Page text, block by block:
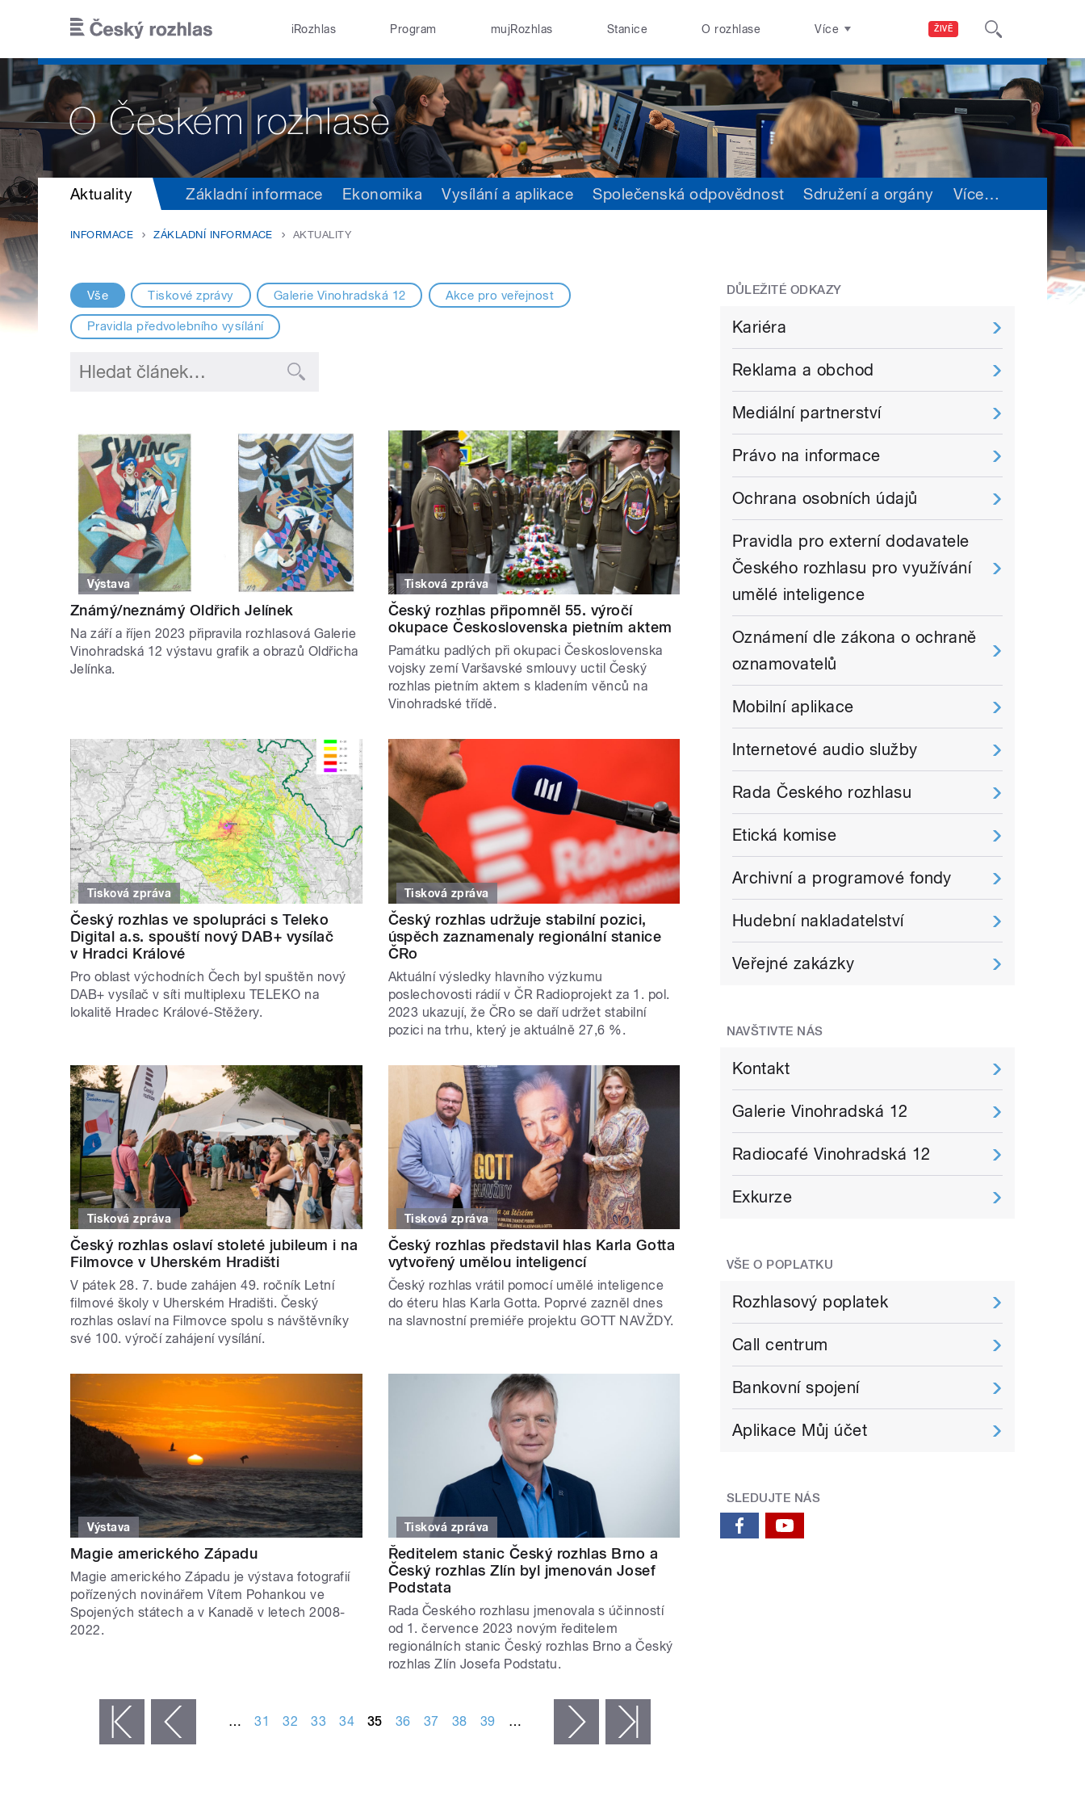
ŽIVĚ
iRozhlas Program mujRozhlas Stanice O rozhlase Více
Aktuality Základní informace Ekonomika Vysílání a aplikace Společenská odpovědnost Sdružení a orgány Více…
INFORMACE ZÁKLADNÍ INFORMACE AKTUALITY
Vše Tiskové zprávy Galerie Vinohradská 12 Akce pro veřejnost
Pravidla předvolebního vysílání
Výstava
Známý/neznámý Oldřich Jelínek
Na září a říjen 2023 připravila rozhlasová Galerie
Vinohradská 12 výstavu grafik a obrazů Oldřicha
Jelínka.
Tisková zpráva
Český rozhlas připomněl 55. výročí
okupace Československa pietním aktem
Památku padlých při okupaci Československa
vojsky zemí Varšavské smlouvy uctil Český
rozhlas pietním aktem s kladením věnců na
Vinohradské třídě.
Tisková zpráva
Český rozhlas ve spolupráci s Teleko
Digital a.s. spouští nový DAB+ vysílač
v Hradci Králové
Pro oblast východních Čech byl spuštěn nový
DAB+ vysílač v síti multiplexu TELEKO na
lokalitě Hradec Králové-Stěžery.
Tisková zpráva
Český rozhlas udržuje stabilní pozici,
úspěch zaznamenaly regionální stanice
ČRo
Aktuální výsledky hlavního výzkumu
poslechovosti rádií v ČR Radioprojekt za 1. pol.
2023 ukazují, že ČRo se daří udržet stabilní
pozici na trhu, který je aktuálně 27,6 %.
Tisková zpráva
Český rozhlas oslaví stoleté jubileum i na
Filmovce v Uherském Hradišti
V pátek 28. 7. bude zahájen 49. ročník Letní
filmové školy v Uherském Hradišti. Český
rozhlas oslaví na Filmovce spolu s návštěvníky
své 100. výročí zahájení vysílání.
Tisková zpráva
Český rozhlas představil hlas Karla Gotta
vytvořený umělou inteligencí
Český rozhlas vrátil pomocí umělé inteligence
do éteru hlas Karla Gotta. Poprvé zazněl dnes
na slavnostní premiéře projektu GOTT NAVŽDY.
Výstava
Magie amerického Západu
Magie amerického Západu je výstava fotografií
pořízených novinářem Vítem Pohankou ve
Spojených státech a v Kanadě v letech 2008-
2022.
Tisková zpráva
Ředitelem stanic Český rozhlas Brno a
Český rozhlas Zlín byl jmenován Josef
Podstata
Rada Českého rozhlasu jmenovala s účinností
od 1. července 2023 novým ředitelem
regionálních stanic Český rozhlas Brno a Český
rozhlas Zlín Josefa Podstatu.
‹ předchozí … 31 32 33 34 35 36 37 38 39 … následující ›
DŮLEŽITÉ ODKAZY
Kariéra
Reklama a obchod
Mediální partnerství
Právo na informace
Ochrana osobních údajů
Pravidla pro externí dodavatele
Českého rozhlasu pro využívání
umělé inteligence
Oznámení dle zákona o ochraně
oznamovatelů
Mobilní aplikace
Internetové audio služby
Rada Českého rozhlasu
Etická komise
Archivní a programové fondy
Hudební nakladatelství
Veřejné zakázky
NAVŠTIVTE NÁS
Kontakt
Galerie Vinohradská 12
Radiocafé Vinohradská 12
Exkurze
VŠE O POPLATKU
Rozhlasový poplatek
Call centrum
Bankovní spojení
Aplikace Můj účet
SLEDUJTE NÁS